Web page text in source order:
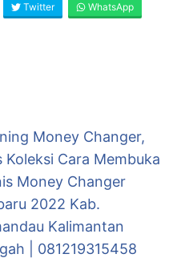
Twitter WhatsApp
Money Changer,
Koleksi Cara Membuka
Money Changer
2022 Kab.
Kalimantan
| 081219315458